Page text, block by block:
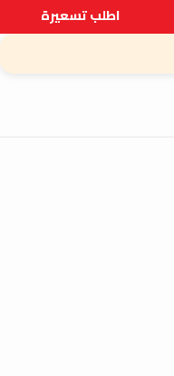
اطلب تسعيرة